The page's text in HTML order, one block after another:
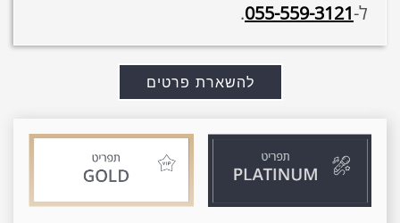
ל-055-559-3121
.
להשארת פרטים